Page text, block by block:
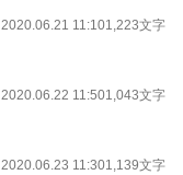
2020.06.21 11:101,223文字
2020.06.22 11:501,043文字
2020.06.23 11:301,139文字